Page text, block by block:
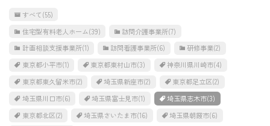
すべて(55)
住宅型有料老人ホーム(39) 訪問介護事業所(7)
計画相談支援事業所(1) 訪問看護事業所(6) 研修事業(2)
東京都小平市(1) 東京都東村山市(3) 神奈川県川崎市(4)
東京都東久留米市(2) 埼玉県新座市(2) 東京都足立区(2)
埼玉県川口市(6) 埼玉県富士見市(1) 埼玉県志木市(3)
東京都北区(2) 埼玉県さいたま市(16) 埼玉県朝霞市(6)